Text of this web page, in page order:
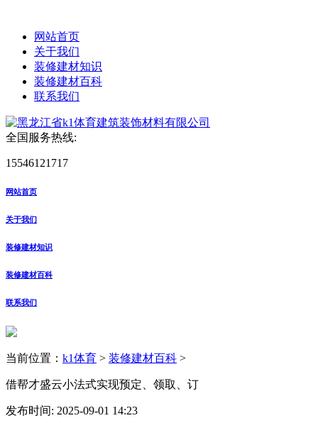
网站首页
关于我们
装修建材知识
装修建材百科
联系我们
全国服务热线:
15546121717
网站首页
关于我们
装修建材知识
装修建材百科
联系我们
当前位置： k1体育 > 装修建材百科 >
借帮才盛云小法式实现预定、领取、订
发布时间: 2025-09-01 14:23